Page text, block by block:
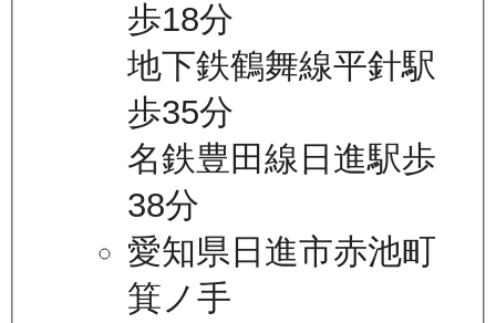
歩18分
地下鉄鶴舞線平針駅
歩35分
名鉄豊田線日進駅歩
38分
愛知県日進市赤池町
箕ノ手